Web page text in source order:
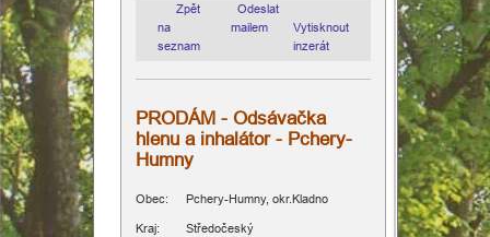
asistence
Dekubity
Hospicová
péče
Různé
Zpět
na
seznam
Odeslat
mailem
Vytisknout
inzerát
PRODÁM - Odsávačka
hlenu a inhalátor - Pchery-
Humny
Obec:
Pchery-Humny, okr.Kladno
Kraj:
Středočeský